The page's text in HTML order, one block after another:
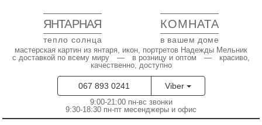
ЯНТАРНАЯ КОМНАТА
тепло солнца в вашем доме
мастерская картин из янтаря, икон, портретов Надежды Мельник
с доставкой по всему миру — в розницу и оптом — красиво,
качественно, доступно
067 893 0241 Viber
9:00-21:00 пн-вс звонки
9:30-18:30 пн-пт месенджеры и офис